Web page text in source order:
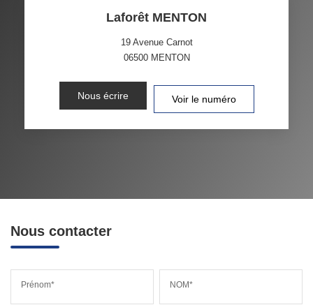
Laforêt MENTON
19 Avenue Carnot
06500 MENTON
Nous écrire Voir le numéro
Nous contacter
Prénom* NOM*